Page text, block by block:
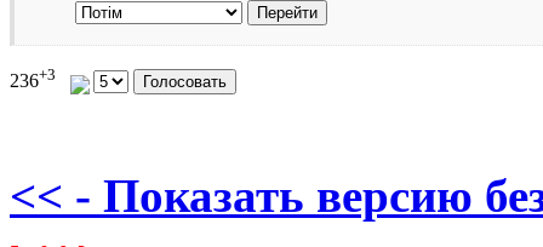
236+3
<< - Показать версию